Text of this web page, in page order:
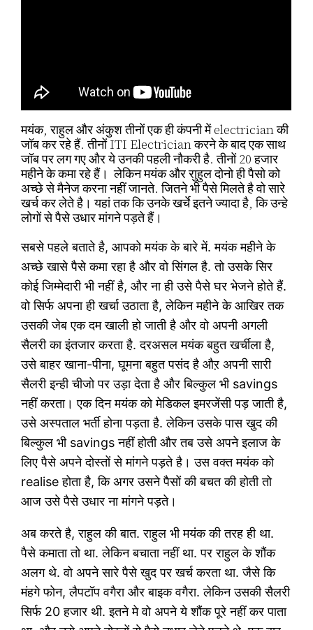
मयंक, राहुल और अंकुश तीनों एक ही कंपनी में electrician की
जॉब कर रहे हैं. तीनों ITI Electrician करने के बाद एक साथ
जॉब पर लग गए और ये उनकी पहली नौकरी है. तीनों 20 हजार
महीने के कमा रहे हैं। लेकिन मयंक और राुहुल दोनो ही पैसो को
अच्छे से मैनेज करना नहीं जानते. जितने भी पैसे मिलते है वो सारे
खर्च कर लेते है। यहां तक कि उनके खर्चे इतने ज्यादा है, कि उन्हे
लोगों से पैसे उधार मांगने पड़ते हैं।
सबसे पहले बताते है, आपको मयंक के बारे में. मयंक महीने के
अच्छे खासे पैसे कमा रहा है और वो सिंगल है. तो उसके सिर
कोई जिम्मेदारी भी नहीं है, और ना ही उसे पैसे घर भेजने होते हैं.
वो सिर्फ अपना ही खर्चा उठाता है, लेकिन महीने के आखिर तक
उसकी जेब एक दम खाली हो जाती है और वो अपनी अगली
सैलरी का इंतजार करता है. दरअसल मयंक बहुत खर्चीला है,
उसे बाहर खाना-पीना, घूमना बहुत पसंद है औऱ अपनी सारी
सैलरी इन्ही चीजो पर उड़ा देता है और बिल्कुल भी savings
नहीं करता। एक दिन मयंक को मेडिकल इमरजेंसी पड़ जाती है,
उसे अस्पताल भर्ती होना पड़ता है. लेकिन उसके पास खुद की
बिल्कुल भी savings नहीं होती और तब उसे अपने इलाज के
लिए पैसे अपने दोस्तों से मांगने पड़ते है। उस वक्त मयंक को
realise होता है, कि अगर उसने पैसों की बचत की होती तो
आज उसे पैसे उधार ना मांगने पड़ते।
अब करते है, राहुल की बात. राहुल भी मयंक की तरह ही था.
पैसे कमाता तो था. लेकिन बचाता नहीं था. पर राहुल के शौंक
अलग थे. वो अपने सारे पैसे खुद पर खर्च करता था. जैसे कि
मंहगे फोन, लैपटॉप वगैरा और बाइक वगैरा. लेकिन उसकी सैलरी
सिर्फ 20 हजार थी. इतने मे वो अपने ये शौंक पूरे नहीं कर पाता